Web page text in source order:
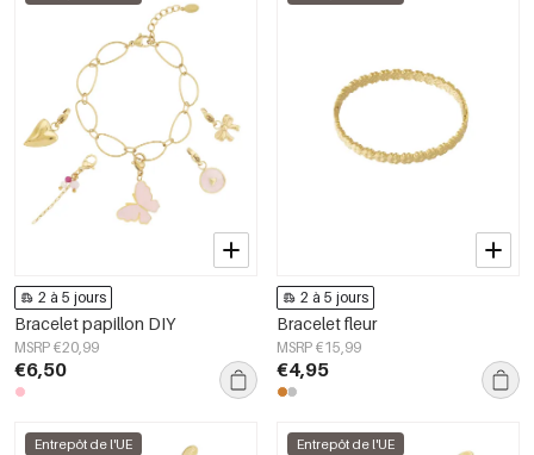
2 à 5 jours
Bracelet papillon DIY
MSRP €20,99
€6,50
2 à 5 jours
Bracelet fleur
MSRP €15,99
€4,95
Entrepôt de l'UE Entrepôt de l'UE